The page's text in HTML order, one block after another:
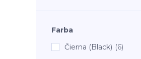
Farba
Čierna (Black) (6)